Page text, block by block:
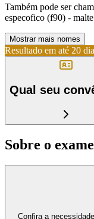
Também pode ser
especofico (f90) - malte
Mostrar mais nomes
Resultado em até 20
Qual seu
Sobre o exame
Confira a